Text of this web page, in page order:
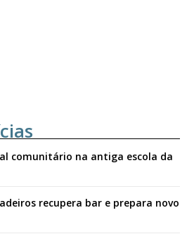
comunitário na antiga escola da
recupera bar e prepara novo